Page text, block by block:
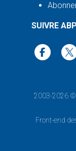
SUIVRE ABP
2003-2026 ©
Front-end